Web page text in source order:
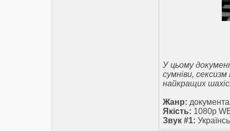
У цьому
сумніви,
найкращих
Жанр:
Якість: 1080p
Звук #1: